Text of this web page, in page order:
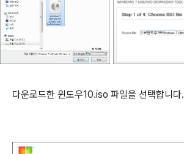
다운로드한 윈도우10.iso 파일을 선택합니다.